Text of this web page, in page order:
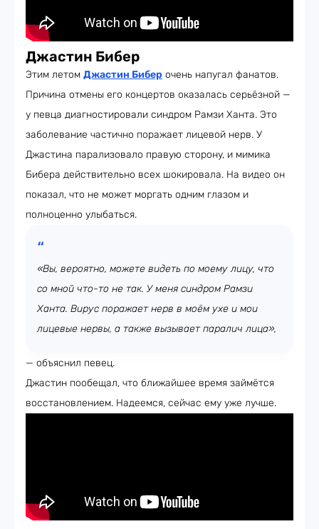
Джастин Бибер
Этим летом Джастин Бибер очень напугал фанатов.
Причина отмены его концертов оказалась серьёзной —
у певца диагностировали синдром Рамзи Ханта. Это
заболевание частично поражает лицевой нерв. У
Джастина парализовало правую сторону, и мимика
Бибера действительно всех шокировала. На видео он
показал, что не может моргать одним глазом и
полноценно улыбаться.
«Вы, вероятно, можете видеть по моему лицу, что
со мной что-то не так. У меня синдром Рамзи
Ханта. Вирус поражает нерв в моём ухе и мои
лицевые нервы, а также вызывает паралич лица»,
— объяснил певец.
Джастин пообещал, что ближайшее время займётся
восстановлением. Надеемся, сейчас ему уже лучше.